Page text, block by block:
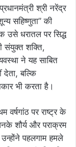
श्री नरेंद्र
सहिष्णुता” की
उसे धरातल पर सिद्ध
संयुक्त शक्ति,
ने यह साबित
देता, बल्कि
भी करता है।
वर्षगांठ पर राष्ट्र के
शौर्य और पराक्रम
पहलगाम हमले